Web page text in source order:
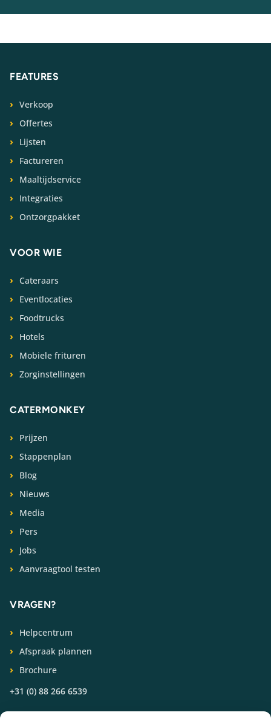
FEATURES
Verkoop
Offertes
Lijsten
Factureren
Maaltijdservice
Integraties
Ontzorgpakket
VOOR WIE
Cateraars
Eventlocaties
Foodtrucks
Hotels
Mobiele frituren
Zorginstellingen
CATERMONKEY
Prijzen
Stappenplan
Blog
Nieuws
Media
Pers
Jobs
Aanvraagtool testen
VRAGEN?
Helpcentrum
Afspraak plannen
Brochure
+31 (0) 88 266 6539